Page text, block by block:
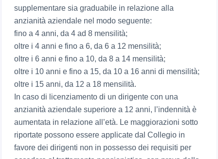
supplementare sia graduabile in relazione alla
anzianità aziendale nel modo seguente:
fino a 4 anni, da 4 ad 8 mensilità;
oltre i 4 anni e fino a 6, da 6 a 12 mensilità;
oltre i 6 anni e fino a 10, da 8 a 14 mensilità;
oltre i 10 anni e fino a 15, da 10 a 16 anni di mensilità;
oltre i 15 anni, da 12 a 18 mensilità.
In caso di licenziamento di un dirigente con una
anzianità aziendale superiore a 12 anni, l’indennità è
aumentata in relazione all’età. Le maggiorazioni sotto
riportate possono essere applicate dal Collegio in
favore dei dirigenti non in possesso dei requisiti per